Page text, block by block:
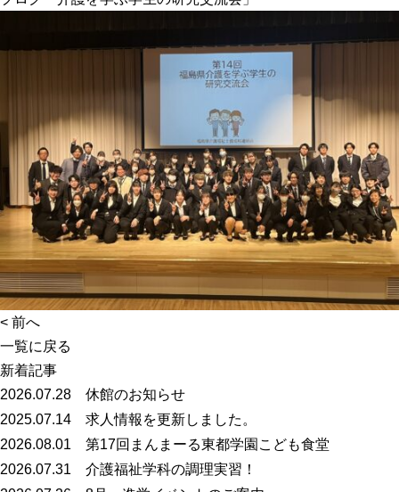
< 前へ
一覧に戻る
新着記事
2026.07.28 休館のお知らせ
2025.07.14 求人情報を更新しました。
2026.08.01 第17回まんまーる東都学園こども食堂
2026.07.31 介護福祉学科の調理実習！